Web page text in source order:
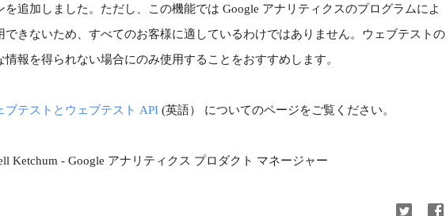
を追加しました。ただし、この機能では Google アナリティクスのプログラムによ
できないため、すべてのお客様に適しているわけではありません。ウェブテストの
情報を得られない場合にのみ使用することをおすすめします。
ブテストとウェブテスト API (英語） についてのページをご覧ください。